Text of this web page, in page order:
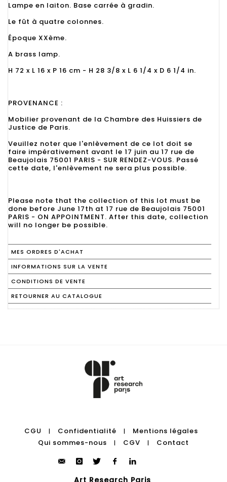
Lampe en laiton. Base carrée à gradin.
Le fût à quatre colonnes.
Époque XXème.
A brass lamp.
H 72 x L 16 x P 16 cm - H 28 3/8 x L 6 1/4 x D 6 1/4 in.
PROVENANCE :
Mobilier provenant de la Chambre des Huissiers de
Justice de Paris.
Veuillez noter que l'enlèvement de ce lot doit se
faire impérativement avant le 17 juin au 17 rue de
Beaujolais 75001 PARIS - SUR RENDEZ-VOUS. Passé
cette date, l'enlèvement ne sera plus possible.
Please note that the collection of this lot must be
done before June 17th at 17 rue de Beaujolais 75001
PARIS - ON APPOINTMENT. After this date, collection
will no longer be possible.
MES ORDRES D'ACHAT
INFORMATIONS SUR LA VENTE
CONDITIONS DE VENTE
RETOURNER AU CATALOGUE
CGU | Confidentialité |
Mentions légales
Qui sommes-nous
| CGV | Contact
Art Research Paris